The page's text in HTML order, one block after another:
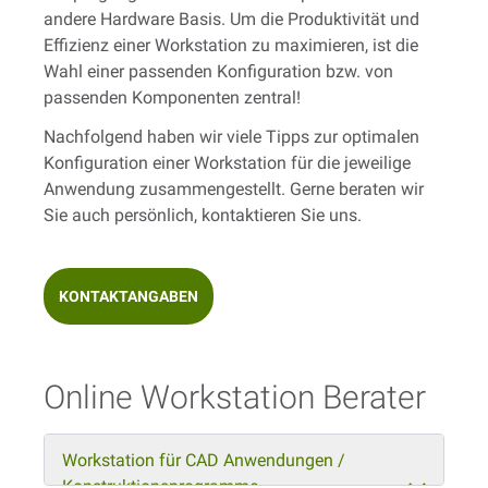
andere Hardware Basis. Um die Produktivität und
Effizienz einer Workstation zu maximieren, ist die
Wahl einer passenden Konfiguration bzw. von
passenden Komponenten zentral!
Nachfolgend haben wir viele Tipps zur optimalen
Konfiguration einer Workstation für die jeweilige
Anwendung zusammengestellt. Gerne beraten wir
Sie auch persönlich, kontaktieren Sie uns.
KONTAKTANGABEN
Online Workstation Berater
Workstation für CAD Anwendungen /